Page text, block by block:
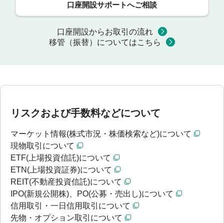
口座開設サポートへご相談
口座開設からお取引の流れ
移管（振替）についてはこちら
リスクおよび手数料などについて
マーケット情報(株式市況・株価検索など)について
現物取引について
ETF(上場投資信託)について
ETN(上場投資証券)について
REIT(不動産投資信託)について
IPO(新規公開株)、PO(公募・売出し)について
信用取引・一日信用取引について
先物・オプション取引について